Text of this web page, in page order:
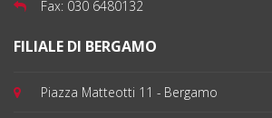
Fax: 030 6480132
FILIALE DI BERGAMO
Piazza Matteotti 11 - Bergamo